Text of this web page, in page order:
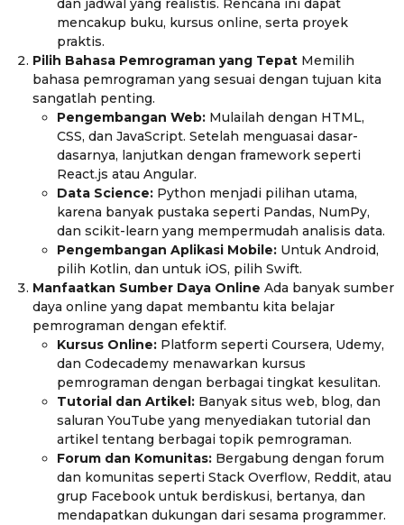
dan jadwal yang realistis. Rencana ini dapat
mencakup buku, kursus online, serta proyek
praktis.
Pilih Bahasa Pemrograman yang Tepat Memilih
bahasa pemrograman yang sesuai dengan tujuan kita
sangatlah penting.
Pengembangan Web:Mulailah dengan HTML,
CSS, dan JavaScript. Setelah menguasai dasar-
dasarnya, lanjutkan dengan framework seperti
React.js atau Angular.
Data Science:Python menjadi pilihan utama,
karena banyak pustaka seperti Pandas, NumPy,
dan scikit-learn yang mempermudah analisis data.
Pengembangan Aplikasi Mobile:Untuk Android,
pilih Kotlin, dan untuk iOS, pilih Swift.
Manfaatkan Sumber Daya Online Ada banyak sumber
daya online yang dapat membantu kita belajar
pemrograman dengan efektif.
Kursus Online:Platform seperti Coursera, Udemy,
dan Codecademy menawarkan kursus
pemrograman dengan berbagai tingkat kesulitan.
Tutorial dan Artikel:Banyak situs web, blog, dan
saluran YouTube yang menyediakan tutorial dan
artikel tentang berbagai topik pemrograman.
Forum dan Komunitas:Bergabung dengan forum
dan komunitas seperti Stack Overflow, Reddit, atau
grup Facebook untuk berdiskusi, bertanya, dan
mendapatkan dukungan dari sesama programmer.